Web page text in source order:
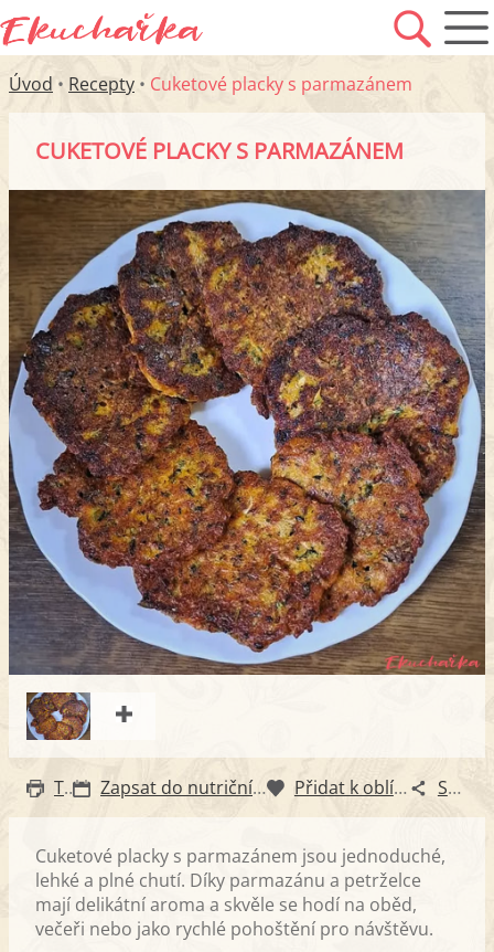
Úvod • Recepty • Cuketové placky s parmazánem
CUKETOVÉ PLACKY S PARMAZÁNEM
Tisk Zapsat do nutričního diáře Přidat k oblíbeným Sdílet
Cuketové placky s parmazánem jsou jednoduché,
lehké a plné chutí. Díky parmazánu a petrželce
mají delikátní aroma a skvěle se hodí na oběd,
večeři nebo jako rychlé pohoštění pro návštěvu.